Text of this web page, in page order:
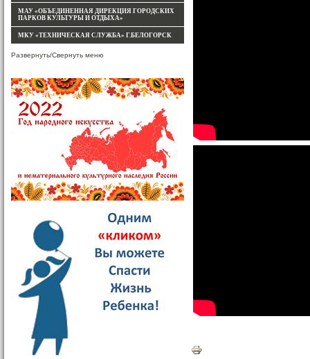
МАУ «ОБЪЕДИНЕННАЯ ДИРЕКЦИЯ ГОРОДСКИХ
ПАРКОВ КУЛЬТУРЫ И ОТДЫХА»
МКУ «ТЕХНИЧЕСКАЯ СЛУЖБА» Г.БЕЛОГОРСК
Развернуть/Свернуть меню